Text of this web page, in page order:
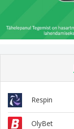
Respin
OlyBet